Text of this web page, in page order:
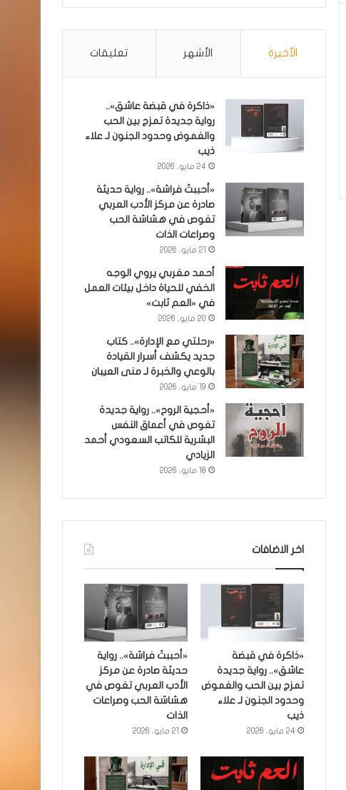
الأخيرة الأشهر تعليقات
«ذاكرة في قبضة عاشق»..
رواية جديدة تمزج بين الحب
والغموض وحدود الجنون لـ علاء
ذيب
24 مايو، 2026
«أحببتُ فراشة».. رواية حديثة
صادرة عن مركز الأدب العربي
تغوص في هشاشة الحب
وصراعات الذات
21 مايو، 2026
أحمد مغربي يروي الوجه
الخفي للحياة داخل بيئات العمل
في «العم ثابت»
20 مايو، 2026
«رحلتي مع الإدارة».. كتاب
جديد يكشف أسرار القيادة
بالوعي والخبرة لـ منى العيبان
19 مايو، 2026
«أحجية الروح».. رواية جديدة
تغوص في أعماق النفس
البشرية للكاتب السعودي أحمد
الزيادي
18 مايو، 2026
اخر الاضافات
«ذاكرة في قبضة
عاشق».. رواية جديدة
تمزج بين الحب والغموض
وحدود الجنون لـ علاء
ذيب
24 مايو، 2026
«أحببتُ فراشة».. رواية
حديثة صادرة عن مركز
الأدب العربي تغوص في
هشاشة الحب وصراعات
الذات
21 مايو، 2026